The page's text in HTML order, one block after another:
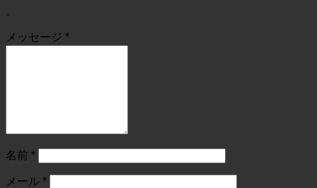
。
メッセージ *
名前 *
メール *